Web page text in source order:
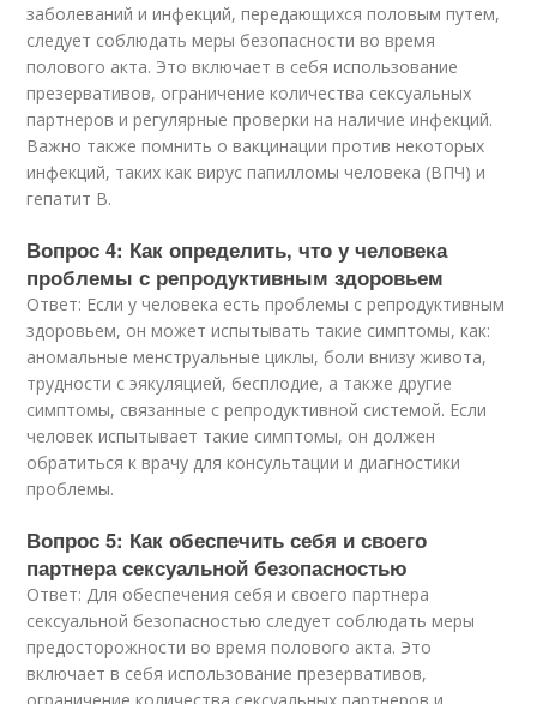
заболеваний и инфекций, передающихся половым путем,
следует соблюдать меры безопасности во время
полового акта. Это включает в себя использование
презервативов, ограничение количества сексуальных
партнеров и регулярные проверки на наличие инфекций.
Важно также помнить о вакцинации против некоторых
инфекций, таких как вирус папилломы человека (ВПЧ) и
гепатит B.
Вопрос 4: Как определить, что у человека
проблемы с репродуктивным здоровьем
Ответ: Если у человека есть проблемы с репродуктивным
здоровьем, он может испытывать такие симптомы, как:
аномальные менструальные циклы, боли внизу живота,
трудности с эякуляцией, бесплодие, а также другие
симптомы, связанные с репродуктивной системой. Если
человек испытывает такие симптомы, он должен
обратиться к врачу для консультации и диагностики
проблемы.
Вопрос 5: Как обеспечить себя и своего
партнера сексуальной безопасностью
Ответ: Для обеспечения себя и своего партнера
сексуальной безопасностью следует соблюдать меры
предосторожности во время полового акта. Это
включает в себя использование презервативов,